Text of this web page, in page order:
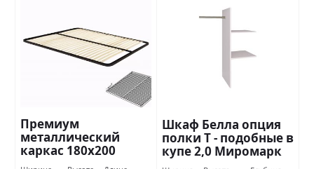
Премиум
металлический
каркас 180х200
Миромарк
Шкаф Белла опция
полки Т - подобные в
купе 2,0 Миромарк